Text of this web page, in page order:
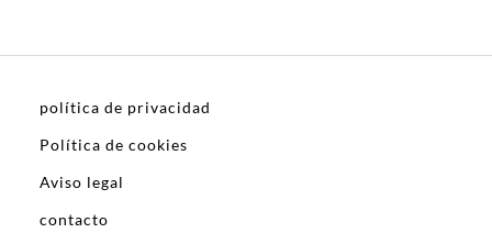
política de privacidad
Política de cookies
Aviso legal
contacto